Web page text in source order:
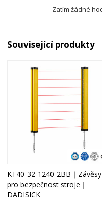
Zatím žádné
Související produkty
KT40-32-1240-2BB｜Závěsy
pro bezpečnost stroje｜
DADISICK